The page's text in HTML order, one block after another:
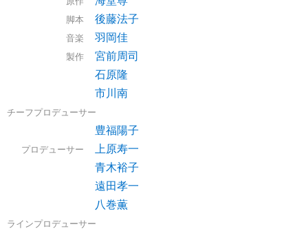
脚本 後藤法子
音楽 羽岡佳
製作
宮前周司
石原隆
市川南
チーフプロデューサー
豊福陽子
プロデューサー
上原寿一
青木裕子
遠田孝一
八巻薫
ラインプロデューサー